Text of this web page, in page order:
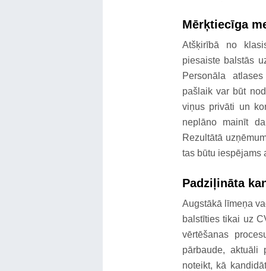
Mērķtiecīga
Atšķirībā no
piesaiste balstās
Personāla
pašlaik var būt
viņus privāti un
neplāno mainīt
Rezultātā
tas būtu iespējams
Padziļināta
Augstākā līmeņa
balstīties tikai uz
vērtēšanas
pārbaude, aktuāli
noteikt, kā